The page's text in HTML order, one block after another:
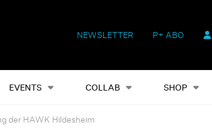
NEWSLETTER P+ ABO
EVENTS COLLAB SHOP
Alles Events Shop Heftausgaben Suchen
der HAWK Hildesheim